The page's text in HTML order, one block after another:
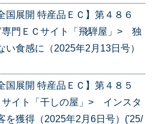
国展開 特産品ＥＣ】第４８６
門ＥＣサイト「飛騨屋」> 独
い食感に（2025年2月13日号）
国展開 特産品ＥＣ】第４８５
イト「干しの屋」> インスタ
を獲得（2025年2月6日号）('25/